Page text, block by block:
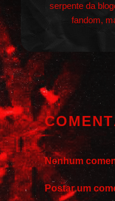
serpente da
fandom,
Nenhum
Postar um